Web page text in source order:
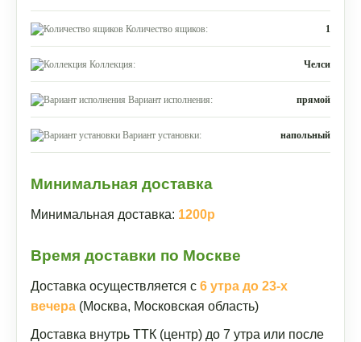
Количество ящиков: 1
Коллекция: Челси
Вариант исполнения: прямой
Вариант установки: напольный
Минимальная доставка
Минимальная доставка: 1200р
Время доставки по Москве
Доставка осуществляется с 6 утра до 23-х
вечера (Москва, Московская область)
Доставка внутрь ТТК (центр) до 7 утра или после